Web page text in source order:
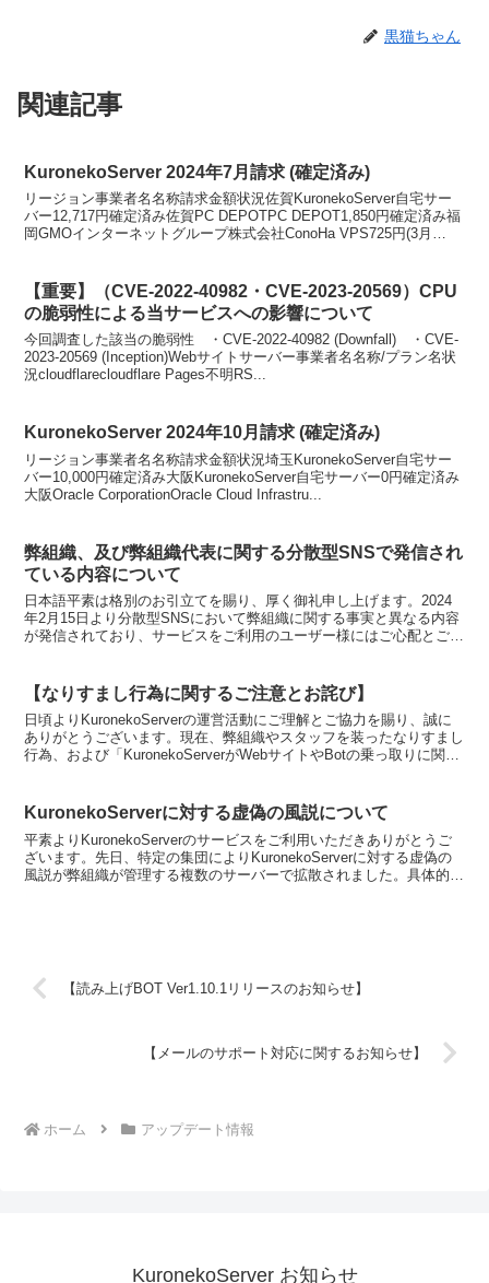
黒猫ちゃん
関連記事
KuronekoServer 2024年7月請求 (確定済み)
リージョン事業者名名称請求金額状況佐賀KuronekoServer自宅サー
バー12,717円確定済み佐賀PC DEPOTPC DEPOT1,850円確定済み福
岡GMOインターネットグループ株式会社ConoHa VPS725円(3月
【重要】（CVE-2022-40982・CVE-2023-20569）CPU
の脆弱性による当サービスへの影響について
今回調査した該当の脆弱性 ・CVE-2022-40982 (Downfall) ・CVE-
2023-20569 (Inception)Webサイトサーバー事業者名名称/プラン名状
況cloudflarecloudflare Pages不明RS...
KuronekoServer 2024年10月請求 (確定済み)
リージョン事業者名名称請求金額状況埼玉KuronekoServer自宅サー
バー10,000円確定済み大阪KuronekoServer自宅サーバー0円確定済み
大阪Oracle CorporationOracle Cloud Infrastru...
弊組織、及び弊組織代表に関する分散型SNSで発信され
ている内容について
日本語平素は格別のお引立てを賜り、厚く御礼申し上げます。2024
年2月15日より分散型SNSにおいて弊組織に関する事実と異なる内容
が発信されており、サービスをご利用のユーザー様にはご心配とご迷
【なりすまし行為に関するご注意とお詫び】
日頃よりKuronekoServerの運営活動にご理解とご協力を賜り、誠に
ありがとうございます。現在、弊組織やスタッフを装ったなりすまし
行為、および「KuronekoServerがWebサイトやBotの乗っ取りに関与
KuronekoServerに対する虚偽の風説について
平素よりKuronekoServerのサービスをご利用いただきありがとうご
ざいます。先日、特定の集団によりKuronekoServerに対する虚偽の
風説が弊組織が管理する複数のサーバーで拡散されました。具体的に
【読み上げBOT Ver1.10.1リリースのお知らせ】
【メールのサポート対応に関するお知らせ】
ホーム アップデート情報
KuronekoServer お知らせ